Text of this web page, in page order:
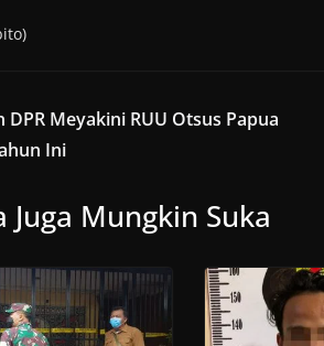
DPR Meyakini RUU Otsus Papua
Ini
Juga Mungkin Suka